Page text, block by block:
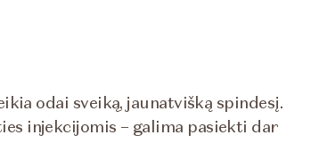
odai sveiką, jaunatvišką spindesį.
injekcijomis – galima pasiekti dar